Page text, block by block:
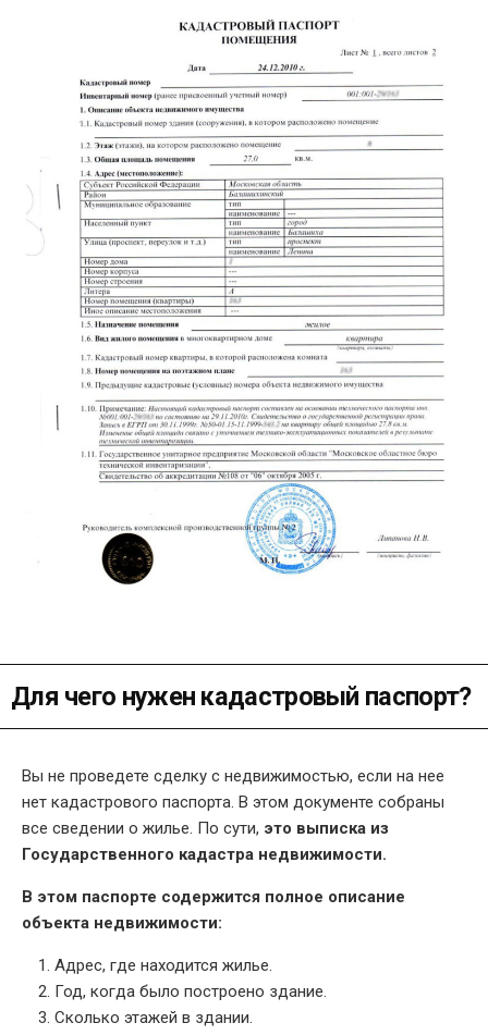
Для чего нужен кадастровый паспорт?
Вы не проведете сделку с недвижимостью, если на нее
нет кадастрового паспорта. В этом документе собраны
все сведении о жилье. По сути, это выписка из
Государственного кадастра недвижимости.
В этом паспорте содержится полное описание
объекта недвижимости:
Адрес, где находится жилье.
Год, когда было построено здание.
Сколько этажей в здании.